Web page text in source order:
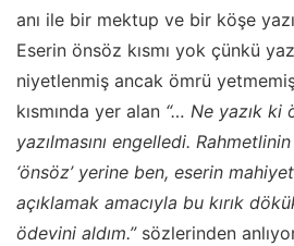
anı ile bir mektup ve bir köşe
Eserin önsöz kısmı yok çünkü
niyetlenmiş ancak ömrü
kısmında yer alan “… Ne yazık ki
yazılmasını engelledi.
‘önsöz’ yerine ben, eserin
açıklamak amacıyla bu kırık
ödevini aldım.”sözlerinden